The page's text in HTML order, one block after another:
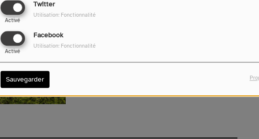
Twitter
Activé
Utilisation: Fonctionnalité
Facebook
Activé
Utilisation: Fonctionnalité
Sauvegarder